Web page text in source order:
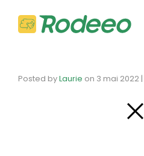
Posted byLaurie on 3 mai 2022 |